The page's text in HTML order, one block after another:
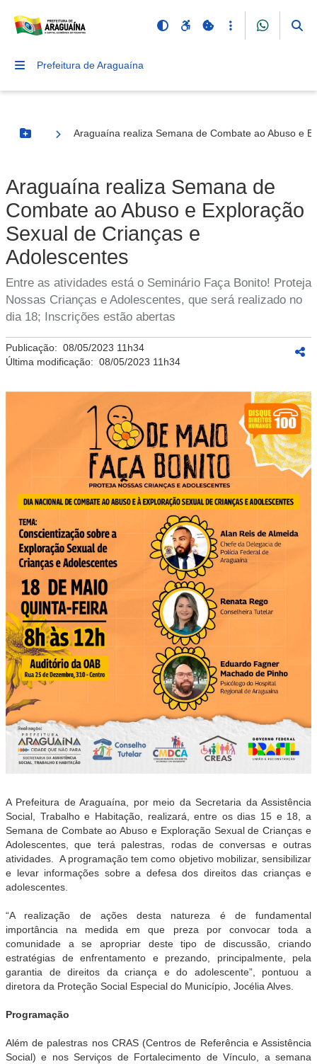
Prefeitura de Araguaína
Botão Menu
Araguaína realiza Semana de Combate ao Abuso e
Araguaína realiza Semana de
Combate ao Abuso e Exploração
Sexual de Crianças e
Adolescentes
Entre as atividades está o Seminário Faça Bonito! Proteja
Nossas Crianças e Adolescentes, que será realizado no
dia 18; Inscrições estão abertas
Publicação: 08/05/2023 11h34
Última modificação: 08/05/2023 11h34
A Prefeitura de Araguaína, por meio da Secretaria da Assistência
Social, Trabalho e Habitação, realizará, entre os dias 15 e 18, a
Semana de Combate ao Abuso e Exploração Sexual de Crianças e
Adolescentes, que terá palestras, rodas de conversas e outras
atividades. A programação tem como objetivo mobilizar, sensibilizar
e levar informações sobre a defesa dos direitos das crianças e
adolescentes.
“A realização de ações desta natureza é de fundamental
importância na medida em que preza por convocar toda a
comunidade a se apropriar deste tipo de discussão, criando
estratégias de enfrentamento e prezando, principalmente, pela
garantia de direitos da criança e do adolescente”, pontuou a
diretora da Proteção Social Especial do Município, Jocélia Alves.
Programação
Além de palestras nos CRAS (Centros de Referência e Assistência
Social) e nos Serviços de Fortalecimento de Vínculo, a semana